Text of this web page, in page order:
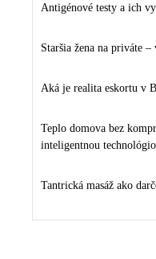
Antigénové testy a ich
Staršia žena na priváte
Aká je realita eskortu v
Teplo domova bez
inteligentnou
Tantrická masáž ako